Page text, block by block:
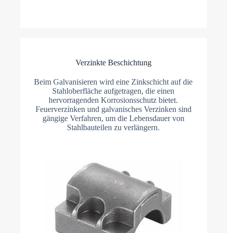
Verzinkte Beschichtung
Beim Galvanisieren wird eine Zinkschicht auf die
Stahloberfläche aufgetragen, die einen
hervorragenden Korrosionsschutz bietet.
Feuerverzinken und galvanisches Verzinken sind
gängige Verfahren, um die Lebensdauer von
Stahlbauteilen zu verlängern.